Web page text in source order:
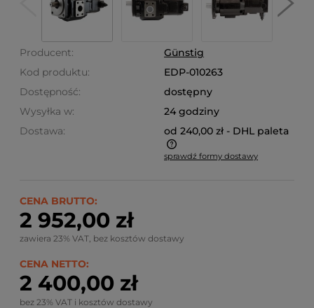
Producent:
Günstig
Kod produktu:
EDP-010263
Dostępność:
dostępny
Wysyłka w:
24 godziny
Dostawa:
od 240,00 zł - DHL paleta
Ze względu na niestandardowe wymiary produktu,
sprawdź formy dostawy
CENA BRUTTO:
2 952,00 zł
zawiera 23% VAT, bez kosztów dostawy
CENA NETTO:
2 400,00 zł
bez 23% VAT i kosztów dostawy